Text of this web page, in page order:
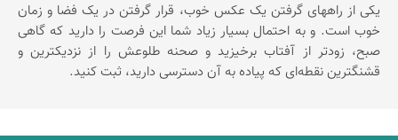
یکی از راههای گرفتن یک عکس خوب، قرار گرفتن در یک فضا و زمان
خوب است. و به احتمال بسیار زیاد شما این فرصت را دارید که گاهی
صبح، زودتر از آفتاب برخیزید و صحنه طلوعش را از نزدیکترین و
قشنگترین نقطه‌ای که پیاده به آن دسترسی دارید، ثبت کنید.